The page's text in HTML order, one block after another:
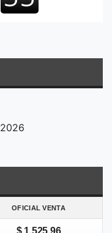
OFICIAL VENTA
$ 1.525,96